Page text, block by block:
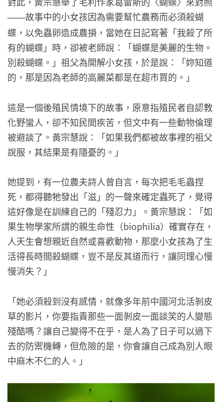
——故事中的小女孩因為需要幫忙農務而必須殺蝴
蝶，以免蟲卵造成農損，當她在日記寫著「我殺了所
有的蝴蝶」時，卻被老師說：「蝴蝶是美麗的生物。
別殺蝴蝶。」祖父為開解小女孩，於是說：「妳知道
的，那是因為老師的高麗菜都是在超市買的。」
這是一個後殖民情境下的故事，原意指殖民者自認教
化野蠻人，卻不知民間疾苦，但文中有一些動物倫理
被避談了。黃宗慧說：「如果我們都被故事裡的祖父
說服，其結果是有隱憂的。」
她提到，有一位農夫詩人曾自言，每次把毛毛蟲捏
死，都得聽牠發出「滋」的一聲來確定蟲死了，覺得
這好像是在訓練自己的「殘忍力」。黃宗慧說：「如
果生物學家所謂的親生命性（biophilia）確實存在，
人天生會想親近自然或喜歡動物，那麼小女孩為了生
活得長時間殺蝴蝶，豈不是反其道而行，讓同理心慢
慢消失？」
「她必須殺到沒有感情，就像多年前中國河北活剝皮
草的影片，你要指責那些一面剝皮一面談笑的人變態
殘酷嗎？讓自己變得不在乎，是人為了日子可以過下
去的防禦機轉，但危險的是，你會讓自己成為別人眼
中麻木不仁的人。」